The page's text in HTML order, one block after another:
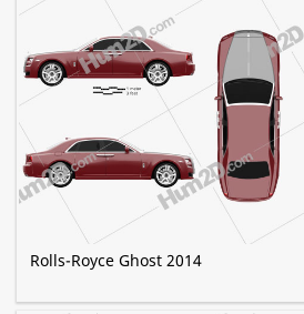
Rolls-Royce Ghost 2014